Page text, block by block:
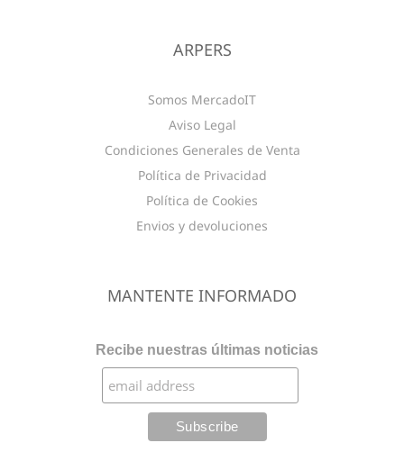
ARPERS
Somos MercadoIT
Aviso Legal
Condiciones Generales de Venta
Política de Privacidad
Política de Cookies
Envios y devoluciones
MANTENTE INFORMADO
Recibe nuestras últimas noticias